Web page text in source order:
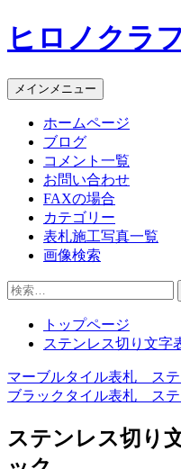
コ
ン
ン
ツ
ヒロノクラ
メインメニュー
ホームページ
ブログ
コメント一覧
お問い合わせ
FAXの場合
カテゴリー
表札施工写真一覧
画像検索
検
トップページ
ステンレス切り文字
投
稿
ナ
マーブルタイル表札 ステ
ブラックタイル表札 ス
ステンレス切り